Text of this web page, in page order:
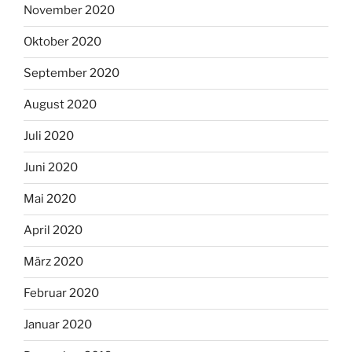
November 2020
Oktober 2020
September 2020
August 2020
Juli 2020
Juni 2020
Mai 2020
April 2020
März 2020
Februar 2020
Januar 2020